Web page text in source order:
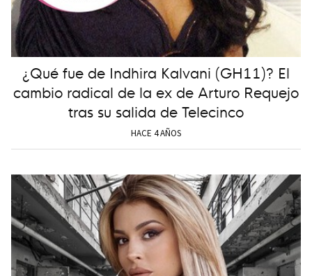
¿Qué fue de Indhira Kalvani (GH11)? El
cambio radical de la ex de Arturo Requejo
tras su salida de Telecinco
HACE 4 AÑOS